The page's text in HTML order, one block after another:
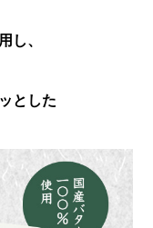
し、
とした